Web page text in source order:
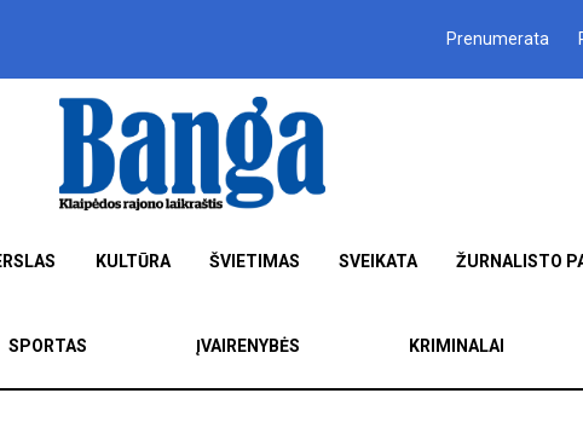
Prenumerata
KULTŪRA ŠVIETIMAS SVEIKATA ŽURNALISTO
SPORTAS ĮVAIRENYBĖS KRIMINALAI